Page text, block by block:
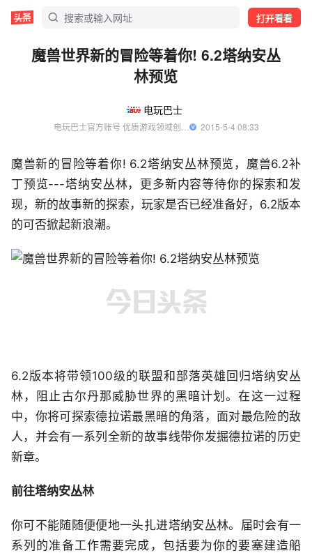
打开看看
魔兽世界新的冒险等着你! 6.2塔纳安丛
林预览
电玩巴士
  2015-5-4 08:33
魔兽新的冒险等着你! 6.2塔纳安丛林预览，魔兽6.2补
丁预览---塔纳安丛林，更多新内容等待你的探索和发
现，新的故事新的探索，玩家是否已经准备好，6.2版本
的可否掀起新浪潮。
6.2版本将带领100级的联盟和部落英雄回归塔纳安丛
林，阻止古尔丹那威胁世界的黑暗计划。在这一过程
中，你将可探索德拉诺最黑暗的角落，面对最危险的敌
人，并会有一系列全新的故事线带你发掘德拉诺的历史
新章。
前往塔纳安丛林
你可不能随随便便地一头扎进塔纳安丛林。届时会有一
系列的准备工作需要完成，包括要为你的要塞建造船